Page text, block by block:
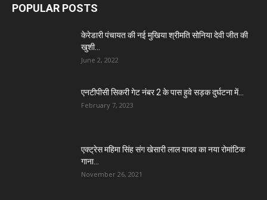
POPULAR POSTS
केरेडारी पंचायत की नई मुखिया श्रीमति सोनिया देवी जीत की
खुशी...
June 2, 2022
एनटीपीसी सिकरी गेट नंबर 2 के पास हुवे सड़क दुर्घटना में...
February 7, 2023
एक्ट्रेस महिमा सिंह संग खेसारी लाल यादव का नया रोमांटिक
गाना...
November 26, 2021